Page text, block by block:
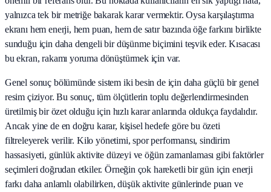
yalnızca tek bir metriğe bakarak karar vermektir. Oysa karşılaştırma
ekranı hem enerji, hem puan, hem de satır bazında öğe farkını birlikte
sunduğu için daha dengeli bir düşünme biçimini teşvik eder. Kısacası
bu ekran, rakamı yoruma dönüştürmek için var.
Genel sonuç bölümünde sistem iki besin de için daha güçlü bir genel
resim çiziyor. Bu sonuç, tüm ölçütlerin toplu değerlendirmesinden
üretilmiş bir özet olduğu için hızlı karar anlarında oldukça faydalıdır.
Ancak yine de en doğru karar, kişisel hedefe göre bu özeti
filtreleyerek verilir. Kilo yönetimi, spor performansı, sindirim
hassasiyeti, günlük aktivite düzeyi ve öğün zamanlaması gibi faktörler
seçimleri doğrudan etkiler. Örneğin çok hareketli bir gün için enerji
farkı daha anlamlı olabilirken, düşük aktivite günlerinde puan ve